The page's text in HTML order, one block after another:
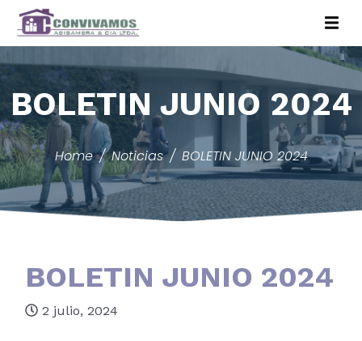
BOLETIN JUNIO 2024
Home Noticias BOLETIN JUNIO 2024
BOLETIN JUNIO 2024
2 julio, 2024